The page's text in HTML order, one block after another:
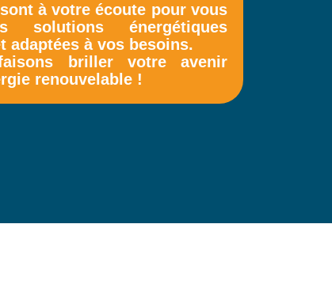
à votre écoute pour vous
solutions énergétiques
adaptées à vos besoins.
briller votre avenir
renouvelable !